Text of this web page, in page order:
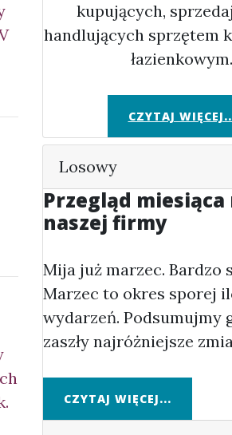
kupujących,
handlujących sprzętem
łazienkowym.
CZYTAJ
Losowy
Przegląd miesiąca
naszej firmy
Mija już marzec. Bardzo
Marzec to okres sporej
wydarzeń. Podsumujmy
zaszły najróżniejsze
CZYTAJ WIĘCEJ...